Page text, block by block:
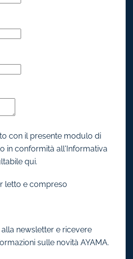
con il presente modulo di
in conformità all'Informativa
qui.
letto e compreso
newsletter e ricevere
sulle novità AYAMA.